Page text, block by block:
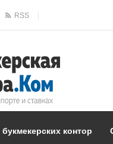
RSS
букмекерских контор